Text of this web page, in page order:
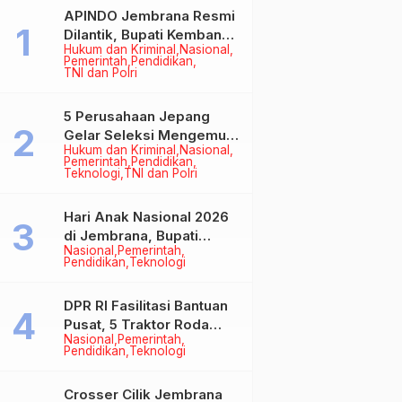
Hukum dan Kriminal
Nasional
Pemerintah Pendidikan
TNI dan Polri
APINDO Jembrana Resmi
Dilantik, Bupati Kembang
Minta Pengusaha Jadi
Motor Penggerak
Hukum dan Kriminal
Nasional
Pemerintah Pendidikan
Teknologi TNI dan Polri
5 Perusahaan Jepang
Gelar Seleksi Mengemudi
di Jembrana, Buka
Peluang Kerja bagi Calon
Nasional
Pemerintah
Pendidikan Teknologi
Hari Anak Nasional 2026
di Jembrana, Bupati
Kembang Tegaskan
Pentingnya Karakter dan
Nasional
Pemerintah
Pendidikan Teknologi
DPR RI Fasilitasi Bantuan
Pusat, 5 Traktor Roda
Empat Resmi Perkuat
Mekanisasi Pertanian
Crosser Cilik Jembrana